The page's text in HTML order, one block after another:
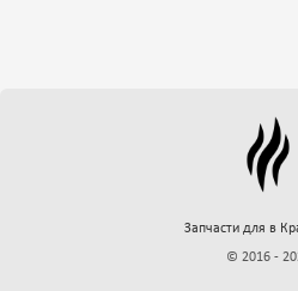
Запчасти для в
© 2016 -